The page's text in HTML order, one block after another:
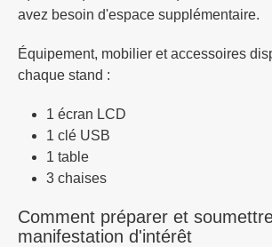
avez besoin d'espace supplémentaire.
Équipement, mobilier et accessoires
chaque stand :
1 écran LCD
1 clé USB
1 table
3 chaises
Comment préparer et
manifestation d'intérêt